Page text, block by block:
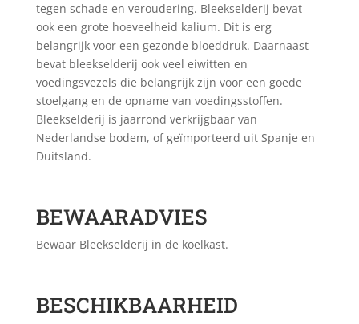
tegen schade en veroudering. Bleekselderij bevat
ook een grote hoeveelheid kalium. Dit is erg
belangrijk voor een gezonde bloeddruk. Daarnaast
bevat bleekselderij ook veel eiwitten en
voedingsvezels die belangrijk zijn voor een goede
stoelgang en de opname van voedingsstoffen.
Bleekselderij is jaarrond verkrijgbaar van
Nederlandse bodem, of geïmporteerd uit Spanje en
Duitsland.
BEWAARADVIES
Bewaar Bleekselderij in de koelkast.
BESCHIKBAARHEID